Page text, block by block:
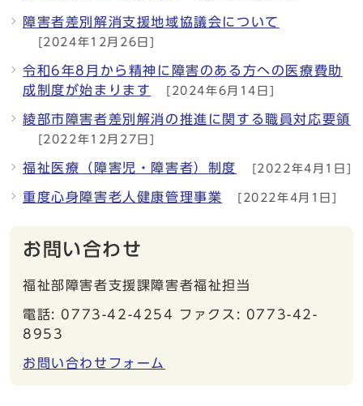
障害者差別解消支援地域協議会について
[2024年12月26日]
令和6年8月から精神に障害のある方への医療費助
成制度が始まります
[2024年6月14日]
綾部市障害者差別解消の推進に関する職員対応要領
[2022年12月27日]
福祉医療（障害児・障害者）制度 [2022年4月1日]
重度心身障害老人健康管理事業 [2022年4月1日]
お問い合わせ
福祉部障害者支援課障害者福祉担当
電話: 0773-42-4254 ファクス: 0773-42-
8953
お問い合わせフォーム